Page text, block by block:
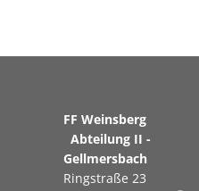
FF
Abteilung II -
Gellmersbach
Ringstraße 23